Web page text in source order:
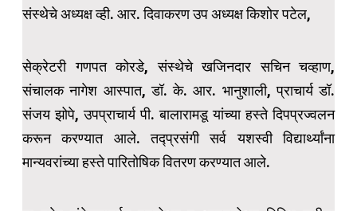
संस्थेचे अध्यक्ष व्ही. आर. दिवाकरण उप अध्यक्ष किशोर पटेल,
सेक्रेटरी गणपत कोरडे, संस्थेचे खजिनदार सचिन चव्हाण,
संचालक नागेश आस्पात, डॉ. के. आर. भानुशाली, प्राचार्य डॉ.
संजय झोपे, उपप्राचार्य पी. बालारामडू यांच्या हस्ते दिपप्रज्वलन
करून करण्यात आले. तद्प्रसंगी सर्व यशस्वी विद्यार्थ्यांना
मान्यवरांच्या हस्ते पारितोषिक वितरण करण्यात आले.